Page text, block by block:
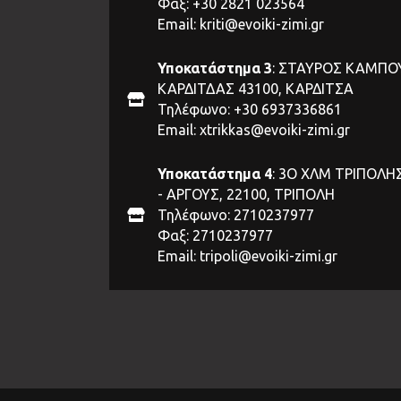
Email: kriti@evoiki-zimi.gr
Υποκατάστημα 3: ΣΤΑΥΡΟΣ
ΚΑΡΔΙΤΔΑΣ 43100, ΚΑΡΔΙΤΣΑ
Τηλέφωνο: +30 6937336861
Email: xtrikkas@evoiki-zimi.gr
Υποκατάστημα 4: 3Ο ΧΛΜ
- ΑΡΓΟΥΣ, 22100, ΤΡΙΠΟΛΗ
Τηλέφωνο: 2710237977
Φαξ: 2710237977
Email: tripoli@evoiki-zimi.gr